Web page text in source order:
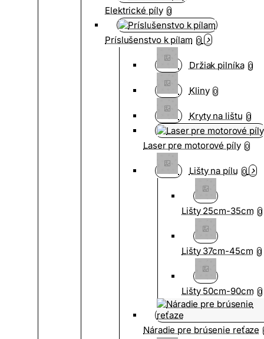
Elektrické píly 0
Príslušenstvo k pílam 0
Držiak pilníka 0
Kliny 0
Kryty na lištu 0
Laser pre motorové píly 0
Lišty na pílu 0
Lišty 25cm-35cm 0
Lišty 37cm-45cm 0
Lišty 50cm-90cm 0
Náradie pre brúsenie reťaze